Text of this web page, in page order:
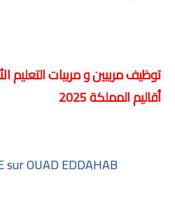
توظيف مربيين و مربيات
أقاليم المملكة 2025
sur OUAD EDDAHAB